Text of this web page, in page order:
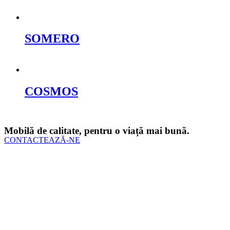
SOMERO
COSMOS
Mobilă de calitate, pentru o viață mai bună.
CONTACTEAZĂ-NE